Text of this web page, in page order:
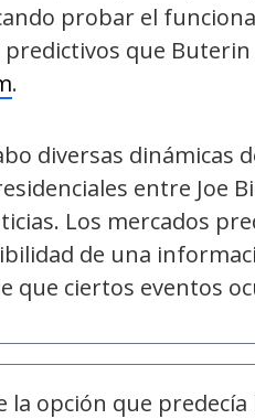
probar el
que
.
diversas dinámicas
entre Joe
Los mercados
de una
que ciertos eventos
la opción que